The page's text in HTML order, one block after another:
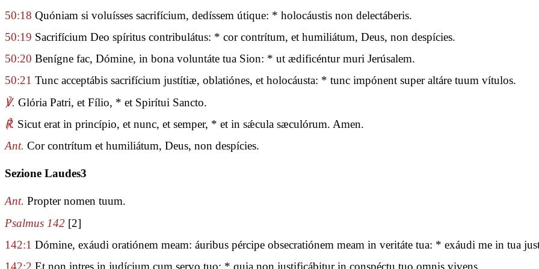
50:18 Quóniam si voluísses sacrifícium, dedíssem útique: * holocáustis non delectáberis.
50:19 Sacrifícium Deo spíritus contribulátus: * cor contrítum, et humiliátum, Deus, non despícies.
50:20 Benígne fac, Dómine, in bona voluntáte tua Sion: * ut ædificéntur muri Jerúsalem.
50:21 Tunc acceptábis sacrifícium justítiæ, oblatiónes, et holocáusta: * tunc impónent super altáre tuum vítulos.
℣. Glória Patri, et Fílio, * et Spirítui Sancto.
℟. Sicut erat in princípio, et nunc, et semper, * et in sǽcula sæculórum. Amen.
Ant. Cor contrítum et humiliátum, Deus, non despícies.
Sezione Laudes3
Ant. Propter nomen tuum.
Psalmus 142 [2]
142:1 Dómine, exáudi oratiónem meam: áuribus pércipe obsecratiónem meam in veritáte tua: * exáudi me in tua
142:2 Et non intres in judícium cum servo tuo: * quia non justificábitur in conspéctu tuo omnis vivens.